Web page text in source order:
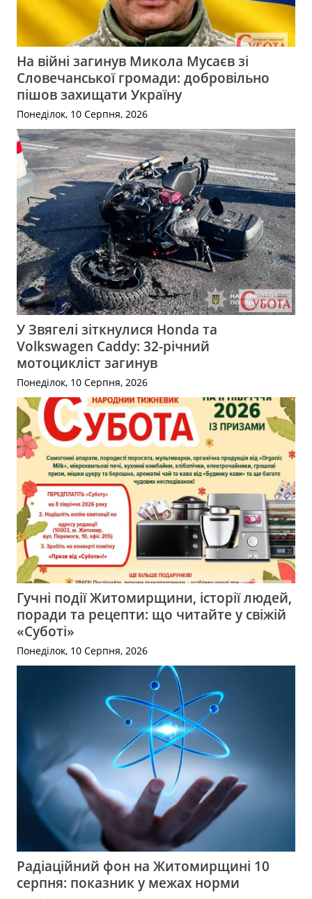
На війні загинув Микола Мусаєв зі
Словечанської громади: добровільно
пішов захищати Україну
Понеділок, 10 Серпня, 2026
У Звягелі зіткнулися Honda та
Volkswagen Caddy: 32-річний
мотоцикліст загинув
Понеділок, 10 Серпня, 2026
Гучні події Житомирщини, історії людей,
поради та рецепти: що читайте у свіжій
«Суботі»
Понеділок, 10 Серпня, 2026
Радіаційний фон на Житомирщині 10
серпня: показник у межах норми